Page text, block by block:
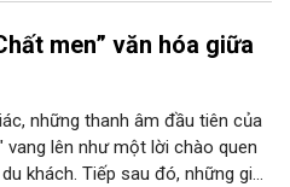
men” văn hóa giữa
những thanh âm đầu tiên của
vang lên như một lời chào quen
khách. Tiếp sau đó, những giai